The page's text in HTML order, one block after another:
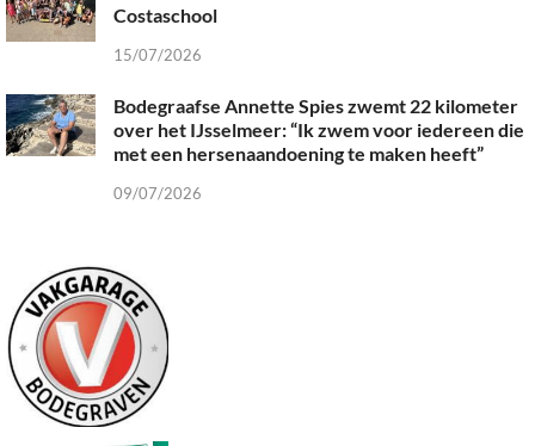
Costaschool
15/07/2026
Bodegraafse Annette Spies zwemt 22 kilometer
over het IJsselmeer: “Ik zwem voor iedereen die
met een hersenaandoening te maken heeft”
09/07/2026